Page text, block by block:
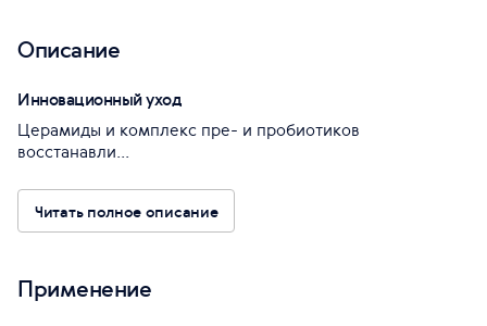
Описание
Инновационный уход
Церамиды и комплекс пре- и пробиотиков
восстанавли...
Читать полное описание
Применение